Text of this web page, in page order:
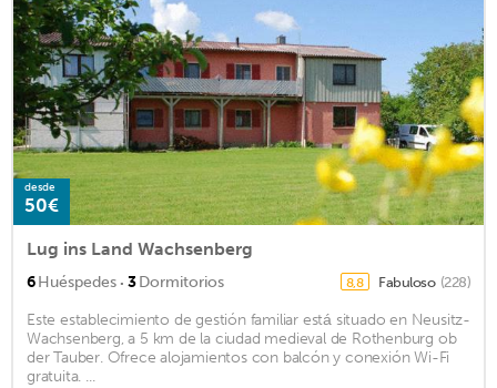
desde
50€
Lug ins Land Wachsenberg
6Huéspedes · 3Dormitorios 8,8 Fabuloso (228)
Este establecimiento de gestión familiar está situado en Neusitz-
Wachsenberg, a 5 km de la ciudad medieval de Rothenburg ob
der Tauber. Ofrece alojamientos con balcón y conexión Wi-Fi
gratuita. ...